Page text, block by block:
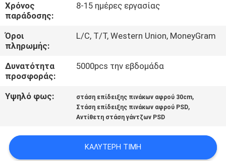
ΜΑΣ
ΕΛΆΤΕ
ΣΕ
ΕΠΑΦΉ
ΜΕ
ΑΠΌΣΠΑΣΜΑ
Χρόνος
παράδοσης:
8-15 ημέρες εργασίας
Όροι
πληρωμής:
L/C, T/T, Western Union, MoneyGram
Δυνατότητα
προσφοράς:
5000pcs την εβδομάδα
Υψηλό φως: στάση επίδειξης πινάκων αφρού 30cm,
Στάση επίδειξης πινάκων αφρού PSD,
Αντίθετη στάση γάντζων PSD
ΚΑΛΎΤΕΡΗ ΤΙΜΉ